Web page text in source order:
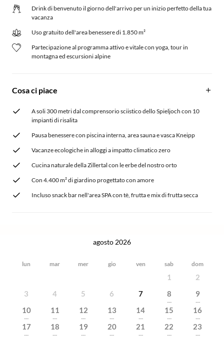
Drink di benvenuto il giorno dell'arrivo per un inizio perfetto della tua
vacanza
Uso gratuito dell'area benessere di 1.850 m²
Partecipazione al programma attivo e vitale con yoga, tour in
montagna ed escursioni alpine
Cosa ci piace
A soli 300 metri dal comprensorio sciistico dello Spieljoch con 10
impianti di risalita
Pausa benessere con piscina interna, area sauna e vasca Kneipp
Vacanze ecologiche in alloggi a impatto climatico zero
Cucina naturale della Zillertal con le erbe del nostro orto
Con 4.400 m² di giardino progettato con amore
Incluso snack bar nell'area SPA con tè, frutta e mix di frutta secca
agosto 2026
lun mar mer gio ven sab dom
1
2
3
4 5 6 7 8
---
9
---
10
---
11
---
12
---
13
---
14
---
15
---
16
---
17
---
18
---
19
---
20
---
21
---
22
---
23
---